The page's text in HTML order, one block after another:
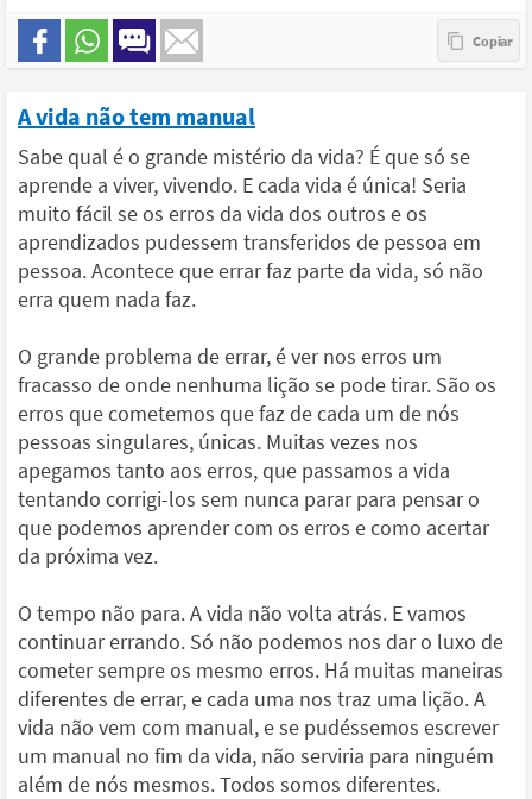
A vida não tem manual
Sabe qual é o grande mistério da vida? É que só se
aprende a viver, vivendo. E cada vida é única! Seria
muito fácil se os erros da vida dos outros e os
aprendizados pudessem transferidos de pessoa em
pessoa. Acontece que errar faz parte da vida, só não
erra quem nada faz.
O grande problema de errar, é ver nos erros um
fracasso de onde nenhuma lição se pode tirar. São os
erros que cometemos que faz de cada um de nós
pessoas singulares, únicas. Muitas vezes nos
apegamos tanto aos erros, que passamos a vida
tentando corrigi-los sem nunca parar para pensar o
que podemos aprender com os erros e como acertar
da próxima vez.
O tempo não para. A vida não volta atrás. E vamos
continuar errando. Só não podemos nos dar o luxo de
cometer sempre os mesmo erros. Há muitas maneiras
diferentes de errar, e cada uma nos traz uma lição. A
vida não vem com manual, e se pudéssemos escrever
um manual no fim da vida, não serviria para ninguém
além de nós mesmos. Todos somos diferentes.